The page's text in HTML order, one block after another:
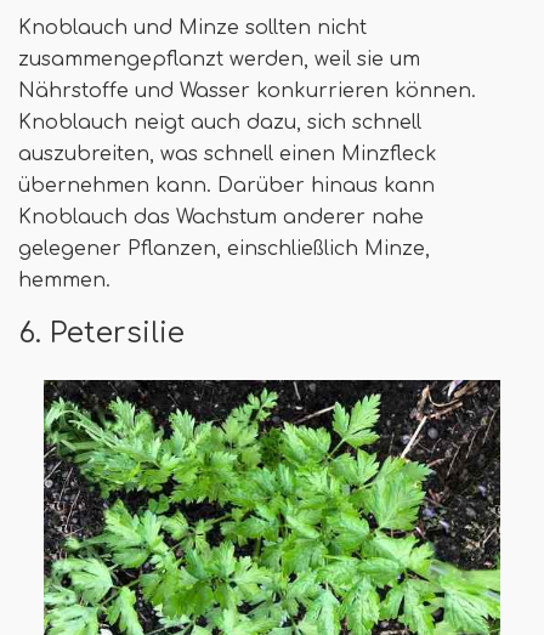
Knoblauch und Minze sollten nicht
zusammengepflanzt werden, weil sie um
Nährstoffe und Wasser konkurrieren können.
Knoblauch neigt auch dazu, sich schnell
auszubreiten, was schnell einen Minzfleck
übernehmen kann. Darüber hinaus kann
Knoblauch das Wachstum anderer nahe
gelegener Pflanzen, einschließlich Minze,
hemmen.
6. Petersilie